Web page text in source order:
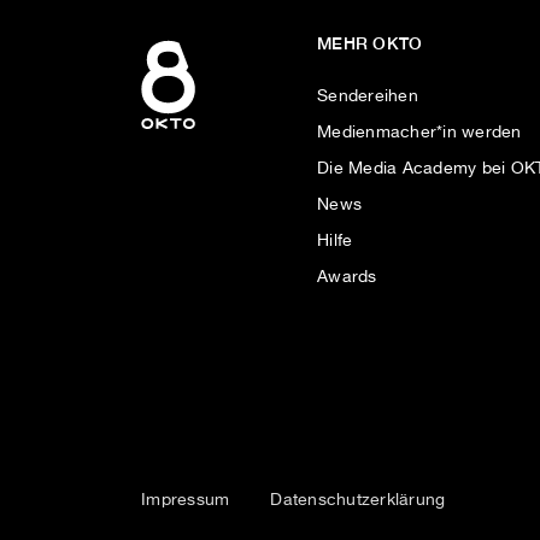
MEHR OKTO
Sendereihen
Medienmacher*in werden
Die Media Academy bei
News
Hilfe
Awards
Impressum Datenschutzerklärung